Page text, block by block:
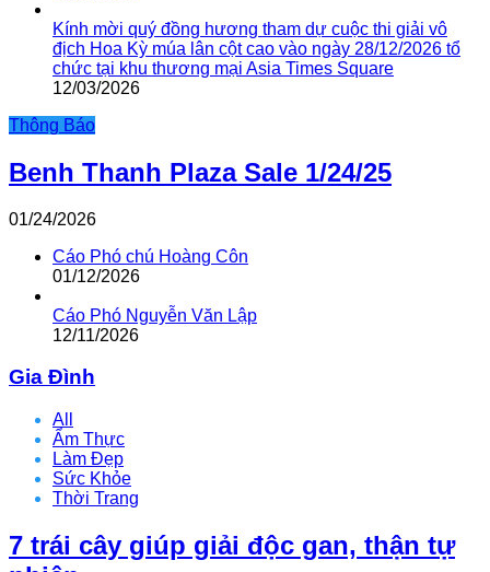
Kính mời quý đồng hương tham dự cuộc thi giải vô
địch Hoa Kỳ múa lân cột cao vào ngày 28/12/2026 tổ
chức tại khu thương mại Asia Times Square
12/03/2026
Thông Báo
Benh Thanh Plaza Sale 1/24/25
01/24/2026
Cáo Phó chú Hoàng Côn
01/12/2026
Cáo Phó Nguyễn Văn Lập
12/11/2026
Gia Đình
All
Ẩm Thực
Làm Đẹp
Sức Khỏe
Thời Trang
7 trái cây giúp giải độc gan, thận tự